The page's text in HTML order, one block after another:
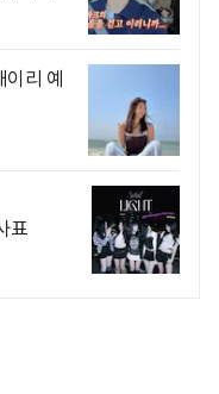
리 예
표